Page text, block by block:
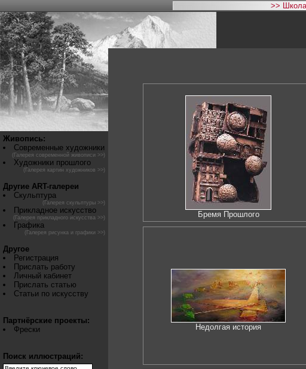
>>
Живопись:
Современные художники
(Галерея современной живописи >>)
Художники прошлого
(Галерея картин художников >>)
Другие ART-галереи
Скульптура
(Галерея скульптуры >>)
Прикладное искусство
(Галерея прикладного искусства >>)
Графика
(Галерея рисунка и графики >>)
Другое
Регистрация
Прислать работу
Личный кабинет
Прислать статью
Статьи по искусству
Партнёрские проекты:
Фрески
Поиск иллюстраций:
Бремя Прошлого
Недолгая история